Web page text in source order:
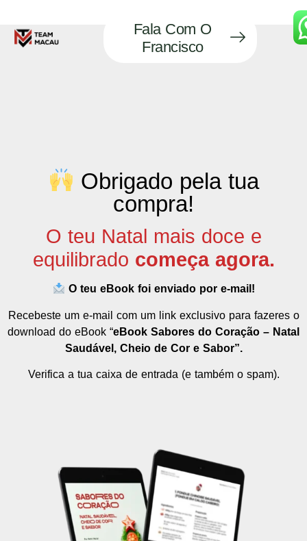
Fala Com O
Francisco
Obrigado pela tua
compra!
O teu Natal mais doce e
equilibrado começa agora.
O teu eBook foi enviado por e-mail!
Recebeste um e-mail com um link exclusivo para fazeres o
download do eBook “eBook Sabores do Coração – Natal
Saudável, Cheio de Cor e Sabor”.
Verifica a tua caixa de entrada (e também o spam).